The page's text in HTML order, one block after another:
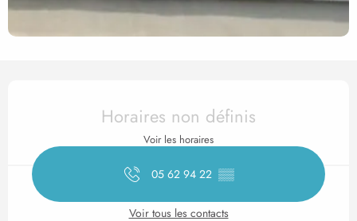
Ouverture et coordonnées
Horaires non définis
Voir les horaires
05 62 94 22 ▒▒
Voir tous les contacts